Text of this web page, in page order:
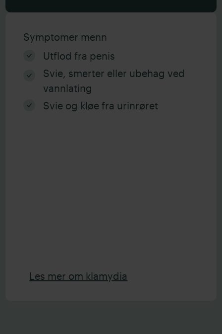
Symptomer menn
Utflod fra penis
Svie, smerter eller ubehag ved
vannlating
Svie og kløe fra urinrøret
Les mer om klamydia